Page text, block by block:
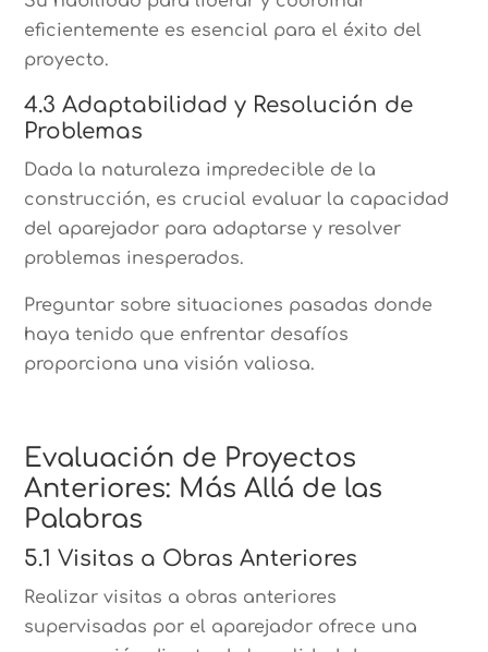
eficientemente es esencial para el éxito del
proyecto.
4.3 Adaptabilidad y Resolución de
Problemas
Dada la naturaleza impredecible de la
construcción, es crucial evaluar la capacidad
del aparejador para adaptarse y resolver
problemas inesperados.
Preguntar sobre situaciones pasadas donde
haya tenido que enfrentar desafíos
proporciona una visión valiosa.
Evaluación de Proyectos
Anteriores: Más Allá de las
Palabras
5.1 Visitas a Obras Anteriores
Realizar visitas a obras anteriores
supervisadas por el aparejador ofrece una